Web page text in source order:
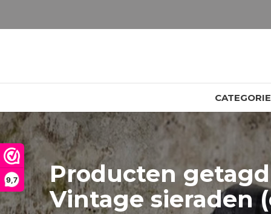
9,7
Producten
Vintage sieraden